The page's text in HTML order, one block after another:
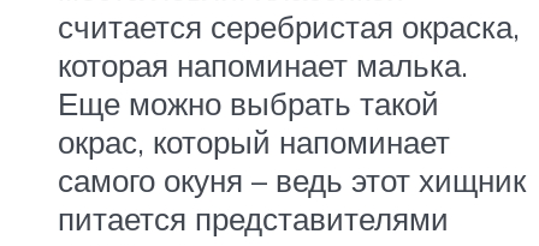
считается серебристая окраска,
которая напоминает малька.
Еще можно выбрать такой
окрас, который напоминает
самого окуня – ведь этот хищник
питается представителями